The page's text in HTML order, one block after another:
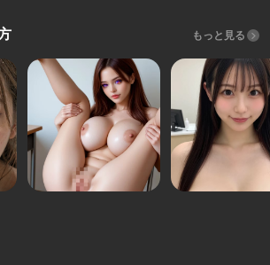
もっと見る